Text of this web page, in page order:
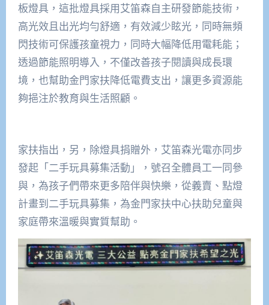
板燈具，這批燈具採用艾笛森自主研發節能技術，
高光效且出光均勻舒適，有效減少眩光，同時無頻
閃技術可保護孩童視力，同時大幅降低用電耗能；
透過節能照明導入，不僅改善孩子閱讀與成長環
境，也幫助金門家扶降低電費支出，讓更多資源能
夠挹注於教育與生活照顧。
家扶指出，另，除燈具捐贈外，艾笛森光電亦同步
發起「二手玩具募集活動」，號召全體員工一同參
與，為孩子們帶來更多陪伴與快樂，從義賣、點燈
計畫到二手玩具募集，為金門家扶中心扶助兒童與
家庭帶來溫暖與實質幫助。